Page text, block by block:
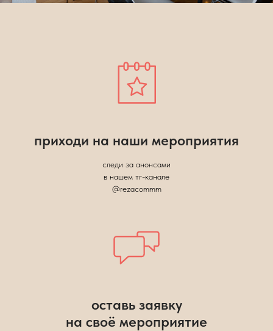
приходи на наши мероприятия
следи за анонсами
в нашем тг-канале
@rezacommm
оставь заявку
на своё мероприятие